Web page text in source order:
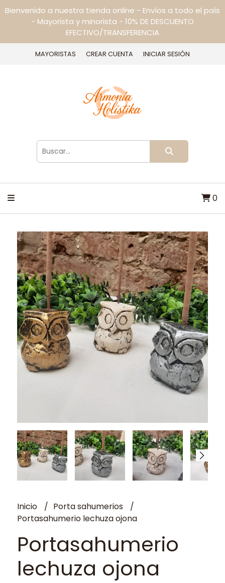
Bienvenido a nuestra tienda online - Envíos a todo el país
- Mayorista y minorista - 10% DE DESCUENTO
EFECTIVO/TRANSFERENCIA
MAYORISTAS CREAR CUENTA INICIAR SESIÓN
0
Inicio
Porta sahumerios
Portasahumerio lechuza ojona
Portasahumerio
lechuza ojona